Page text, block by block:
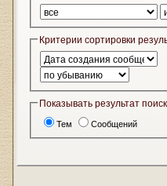
Критерии сортировки
Показывать результат
Тем Сообщений